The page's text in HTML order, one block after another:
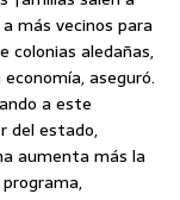
más vecinos para
colonias aledañas,
aseguró.
a este
del estado,
aumenta más la